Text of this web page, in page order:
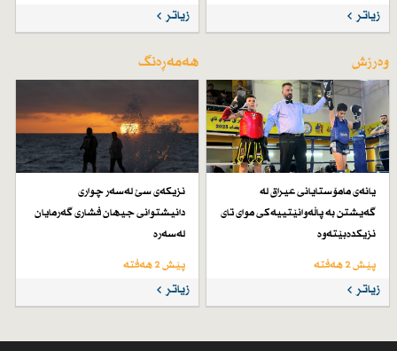
زیاتر زیاتر
وەرزش
یانەی مامۆستایانی عیراق لە
گەیشتن بە پاڵەوانێتییەكی موای تای
نزیكدەبێتەوە
پێش 2 هەفتە
زیاتر
هەمەڕەنگ
نزیكەی سێ لەسەر چواری
دانیشتوانی جیهان فشاری گەرمایان
لەسەرە
پێش 2 هەفتە
زیاتر